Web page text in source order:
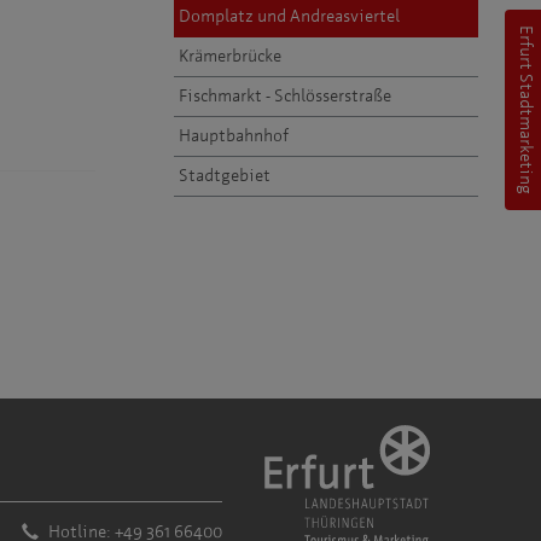
Domplatz und Andreasviertel
Krämerbrücke
Fischmarkt - Schlösserstraße
Hauptbahnhof
Stadtgebiet
Hotline: +49 361 66400
Erfurt Stadtmarketing